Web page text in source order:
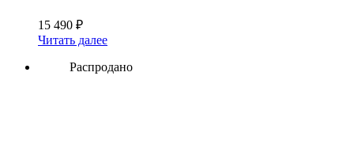
15 490 ₽
Читать далее
Распродано